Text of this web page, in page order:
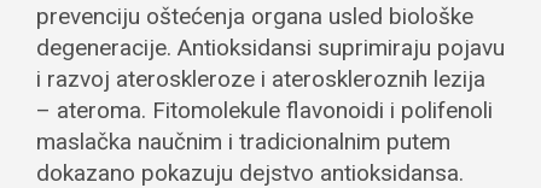
prevenciju oštećenja organa usled biološke
degeneracije. Antioksidansi suprimiraju pojavu
i razvoj ateroskleroze i ateroskleroznih lezija
– ateroma. Fitomolekule flavonoidi i polifenoli
maslačka naučnim i tradicionalnim putem
dokazano pokazuju dejstvo antioksidansa.